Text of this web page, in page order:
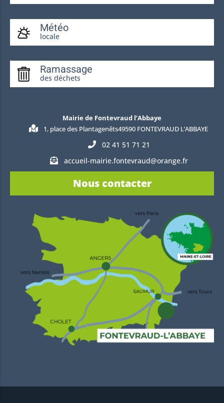
Météo
locale
Ramassage
des déchets
Mairie de Fontevraud l’Abbaye
1, place des Plantagenêts49590 FONTEVRAUD L’ABBAYE
02 41 51 71 21
accueil-mairie.fontevraud@orange.fr
Nous contacter